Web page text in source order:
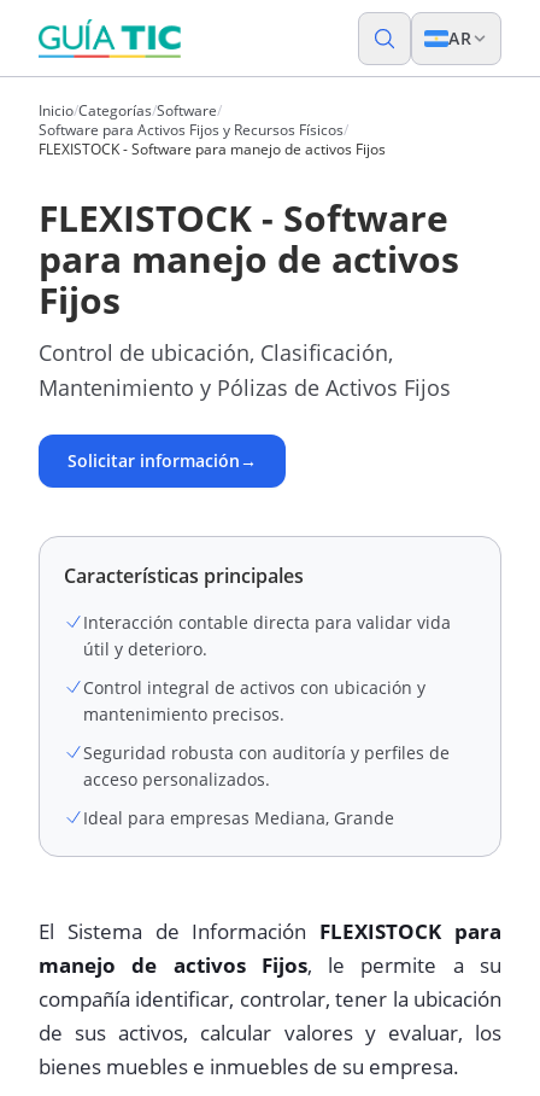
AR
Inicio/Categorías/Software/
Software para Activos Fijos y Recursos Físicos/
FLEXISTOCK - Software para manejo de activos Fijos
FLEXISTOCK - Software
para manejo de activos
Fijos
Control de ubicación, Clasificación,
Mantenimiento y Pólizas de Activos Fijos
Solicitar información→
Características principales
Interacción contable directa para validar vida
útil y deterioro.
Control integral de activos con ubicación y
mantenimiento precisos.
Seguridad robusta con auditoría y perfiles de
acceso personalizados.
Ideal para empresas Mediana, Grande
El Sistema de Información FLEXISTOCK para
manejo de activos Fijos, le permite a su
compañía identificar, controlar, tener la ubicación
de sus activos, calcular valores y evaluar, los
bienes muebles e inmuebles de su empresa.